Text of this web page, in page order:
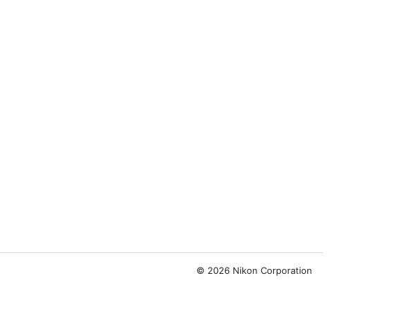
© 2026 Nikon Corporation